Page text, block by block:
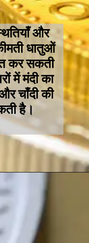
और
धातुओं
कर सकती
में मंदी का
चाँदी की
है।